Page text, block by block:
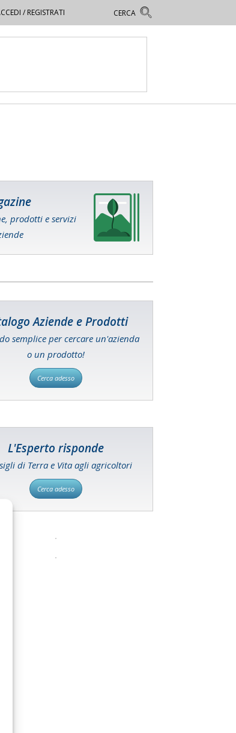
/ REGISTRATI
prodotti e servizi
Aziende e Prodotti
semplice per cercare un'azienda
o un prodotto!
Cerca adesso
L'Esperto risponde
di Terra e Vita agli agricoltori
Cerca adesso